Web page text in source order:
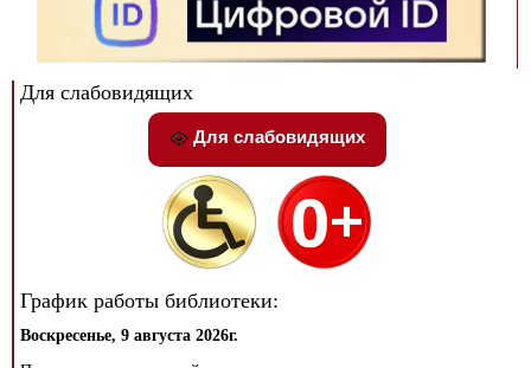
Для слабовидящих
Для слабовидящих
График работы библиотеки:
Воскресенье, 9 августа 2026г.